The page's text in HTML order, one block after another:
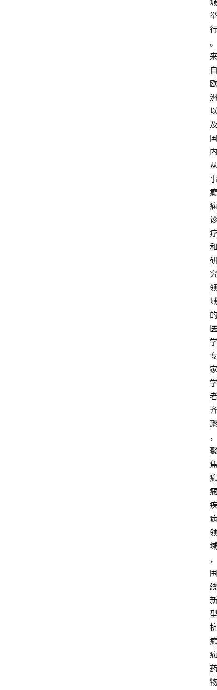
城
举
行
。
来
自
欧
洲
以
及
国
内
从
事
癫
痫
诊
疗
和
研
究
领
域
的
医
学
专
家
学
者
齐
聚
，
聚
焦
癫
痫
疾
病
领
域
，
围
绕
新
型
抗
癫
痫
药
物